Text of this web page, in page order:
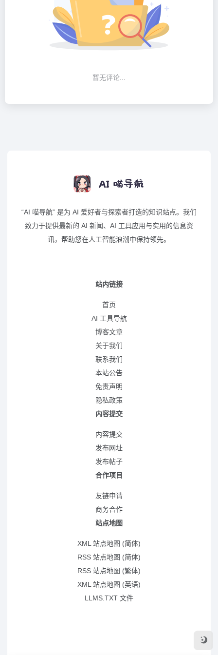
暂无评论...
“AI 喵导航” 是为 AI 爱好者与探索者打造的知识站点。我们
致力于提供最新的 AI 新闻、AI 工具应用与实用的信息资
讯，帮助您在人工智能浪潮中保持领先。
站内链接
首页
AI 工具导航
博客文章
关于我们
联系我们
本站公告
免责声明
隐私政策
内容提交
内容提交
发布网址
发布帖子
合作项目
友链申请
商务合作
站点地图
XML 站点地图 (简体)
RSS 站点地图 (简体)
RSS 站点地图 (繁体)
XML 站点地图 (英语)
LLMS.TXT 文件